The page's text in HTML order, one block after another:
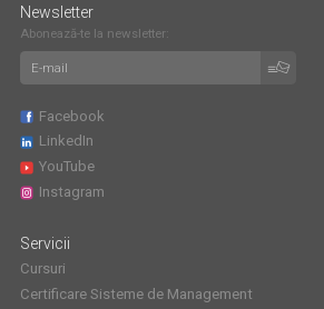
Servicii
Cursuri
Certificare Sisteme de Management
Newsletter
Abonează-te la newsletter:
Facebook
LinkedIn
YouTube
Instagram